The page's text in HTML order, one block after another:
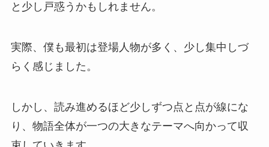
と少し戸惑うかもしれません。
実際、僕も最初は登場人物が多く、少し集中しづ
らく感じました。
しかし、読み進めるほど少しずつ点と点が線にな
り、物語全体が一つの大きなテーマへ向かって収